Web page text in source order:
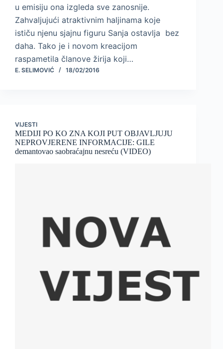
u emisiju ona izgleda sve zanosnije.
Zahvaljujući atraktivnim haljinama koje
ističu njenu sjajnu figuru Sanja ostavlja bez
daha. Tako je i novom kreacijom
raspametila članove žirija koji…
E. SELIMOVIĆ 18/02/2016
VIJESTI
MEDIJI PO KO ZNA KOJI PUT OBJAVLJUJU
NEPROVJERENE INFORMACIJE: GILE
demantovao saobraćajnu nesreću (VIDEO)